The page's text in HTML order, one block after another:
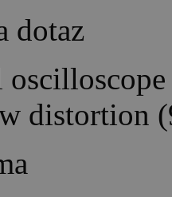
dotaz
distortion